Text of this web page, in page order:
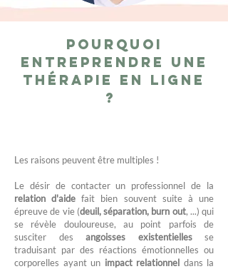
Pourquoi
entreprendre une
thérapie en ligne
?
Les raisons peuvent être multiples !
Le désir de contacter un professionnel de la
relation d'aide fait bien souvent suite à une
épreuve de vie (deuil, séparation, burn out, ...) qui
se révèle douloureuse, au point parfois de
susciter des angoisses existentiellesse
traduisant par des réactions émotionnelles ou
corporelles ayant un impact relationnel dans la